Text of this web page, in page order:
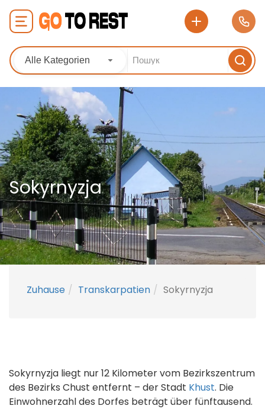
Alle Kategorien
Sokyrnyzja
Zuhause Transkarpatien Sokyrnyzja
Sokyrnyzja liegt nur 12 Kilometer vom Bezirkszentrum
des Bezirks Chust entfernt – der Stadt Khust. Die
Einwohnerzahl des Dorfes beträgt über fünftausend.